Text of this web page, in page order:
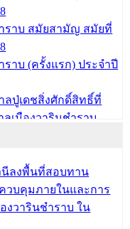
ราบ สมัยสามัญ สมัยที่
าบ (ครั้งแรก) ประจำปี
ลปู่เดชสิ่งศักดิ์สิทธิ์ที่
เมืองวารินชำราบ
นีลงพื้นที่สอบทาน
วบคุมภายในและการ
งวารินชำราบ ใน